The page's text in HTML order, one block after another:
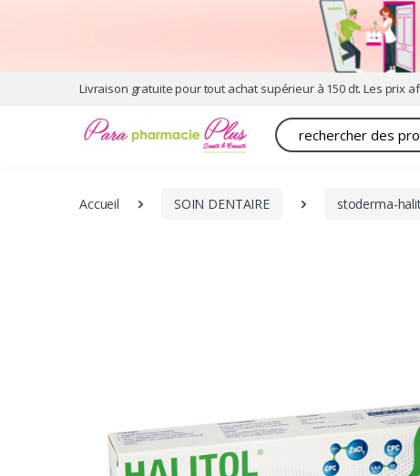
Livraison gratuite pour tout achat supérieur à 150 dt. Les prix
Recherche
Accueil SOIN DENTAIRE stoderma-